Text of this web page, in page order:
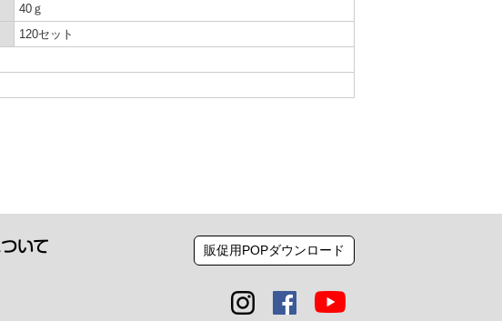
40ｇ
120セット
販促用POPダウンロード